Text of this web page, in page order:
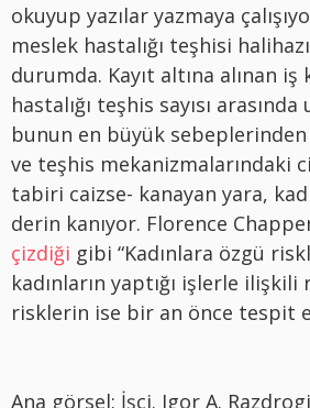
okuyup yazılar yazmaya
meslek hastalığı teşhisi
durumda. Kayıt altına alınan iş
hastalığı teşhis sayısı
bunun en büyük
ve teşhis mekanizmalarındaki
tabiri caizse- kanayan yara,
derin kanıyor. Florence
çizdiği gibi “Kadınlara özgü
kadınların yaptığı işlerle ilişkili
risklerin ise bir an önce tespit
Ana görsel: İşçi. Igor A.